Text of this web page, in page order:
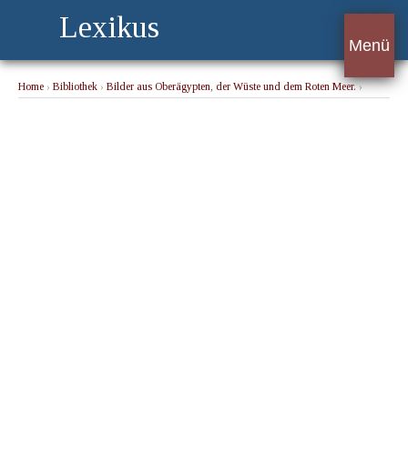
Lexikus
Menü
Home › Bibliothek › Bilder aus Oberägypten, der Wüste und dem Roten Meer.›